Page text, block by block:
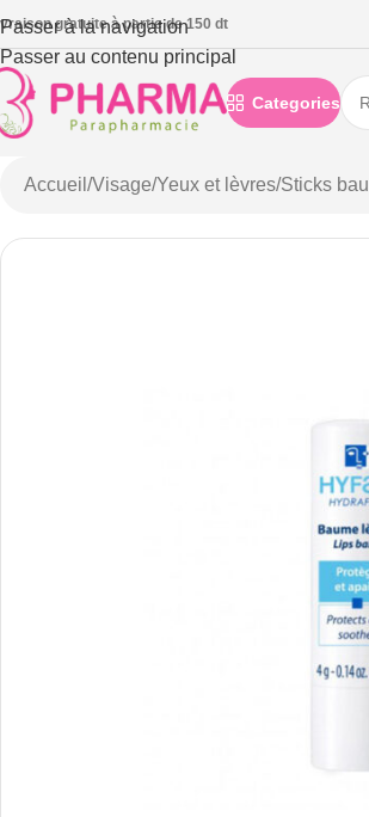
Passer à la navigation
Passer au contenu principal
gratuite à partie de 150 dt
Categories
Accueil /Visage/Yeux et lèvres/Sticks